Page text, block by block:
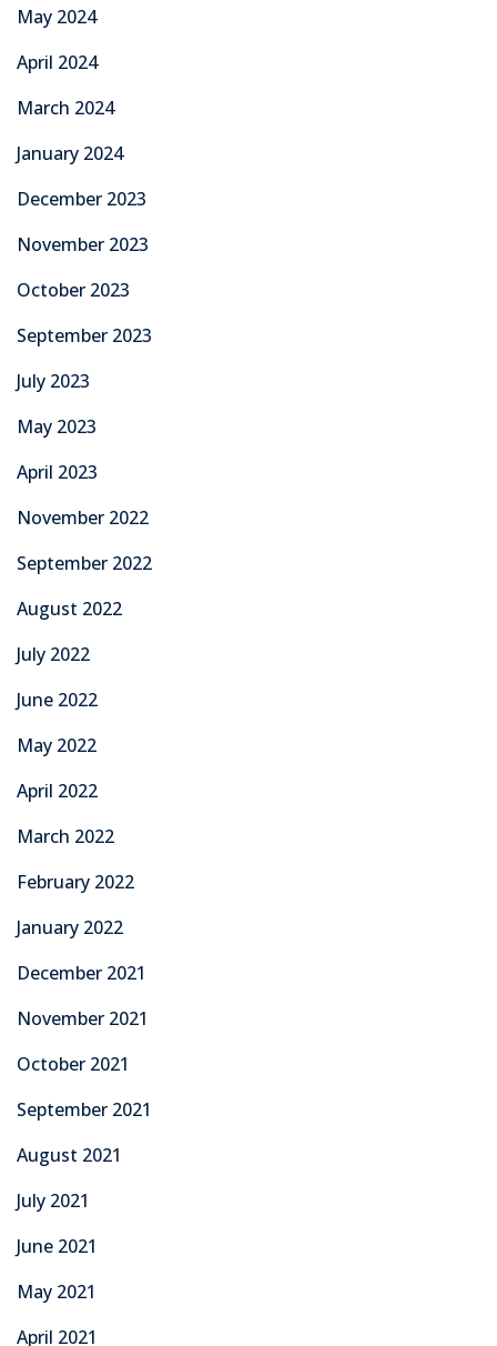
May 2024
April 2024
March 2024
January 2024
December 2023
November 2023
October 2023
September 2023
July 2023
May 2023
April 2023
November 2022
September 2022
August 2022
July 2022
June 2022
May 2022
April 2022
March 2022
February 2022
January 2022
December 2021
November 2021
October 2021
September 2021
August 2021
July 2021
June 2021
May 2021
April 2021